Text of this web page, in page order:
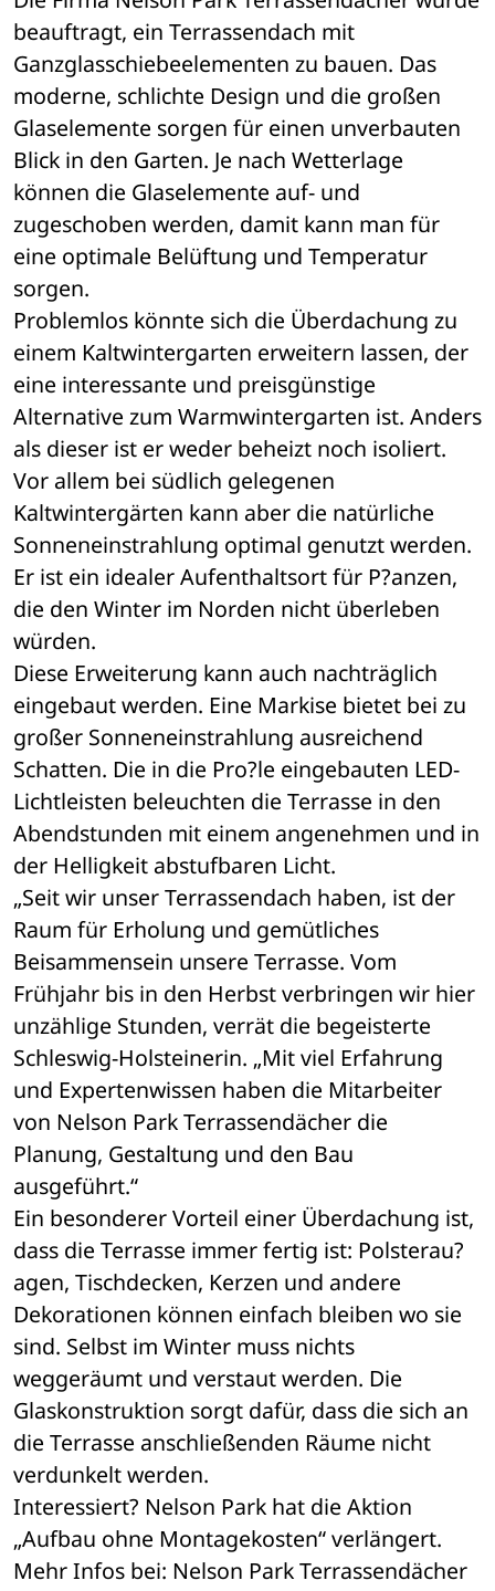
beauftragt, ein Terrassendach mit
Ganzglasschiebeelementen zu bauen. Das
moderne, schlichte Design und die großen
Glaselemente sorgen für einen unverbauten
Blick in den Garten. Je nach Wetterlage
können die Glaselemente auf- und
zugeschoben werden, damit kann man für
eine optimale Belüftung und Temperatur
sorgen.
Problemlos könnte sich die Überdachung zu
einem Kaltwintergarten erweitern lassen, der
eine interessante und preisgünstige
Alternative zum Warmwintergarten ist. Anders
als dieser ist er weder beheizt noch isoliert.
Vor allem bei südlich gelegenen
Kaltwintergärten kann aber die natürliche
Sonneneinstrahlung optimal genutzt werden.
Er ist ein idealer Aufenthaltsort für P?anzen,
die den Winter im Norden nicht überleben
würden.
Diese Erweiterung kann auch nachträglich
eingebaut werden. Eine Markise bietet bei zu
großer Sonneneinstrahlung ausreichend
Schatten. Die in die Pro?le eingebauten LED-
Lichtleisten beleuchten die Terrasse in den
Abendstunden mit einem angenehmen und in
der Helligkeit abstufbaren Licht.
„Seit wir unser Terrassendach haben, ist der
Raum für Erholung und gemütliches
Beisammensein unsere Terrasse. Vom
Frühjahr bis in den Herbst verbringen wir hier
unzählige Stunden, verrät die begeisterte
Schleswig-Holsteinerin. „Mit viel Erfahrung
und Expertenwissen haben die Mitarbeiter
von Nelson Park Terrassendächer die
Planung, Gestaltung und den Bau
ausgeführt.“
Ein besonderer Vorteil einer Überdachung ist,
dass die Terrasse immer fertig ist: Polsterau?
agen, Tischdecken, Kerzen und andere
Dekorationen können einfach bleiben wo sie
sind. Selbst im Winter muss nichts
weggeräumt und verstaut werden. Die
Glaskonstruktion sorgt dafür, dass die sich an
die Terrasse anschließenden Räume nicht
verdunkelt werden.
Interessiert? Nelson Park hat die Aktion
„Aufbau ohne Montagekosten“ verlängert.
Mehr Infos bei: Nelson Park Terrassendächer